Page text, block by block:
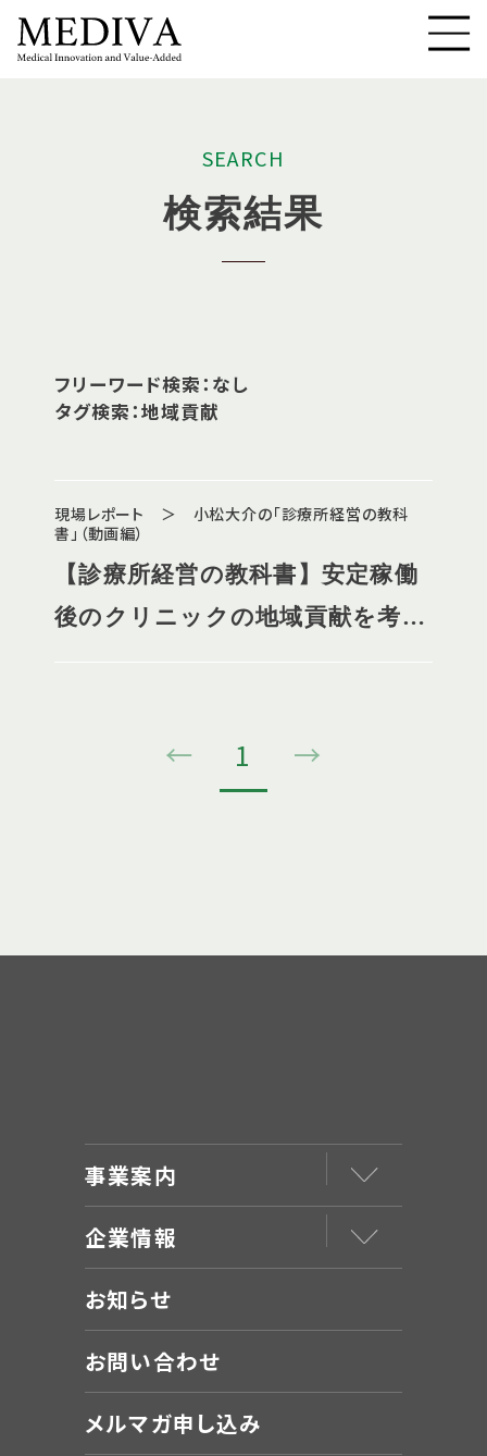
SEARCH
検索結果
フリーワード検索：なし
タグ検索：地域貢献
現場レポート ＞ 小松大介の「診療所経営の教科
書」（動画編）
【診療所経営の教科書】安定稼働
後のクリニックの地域貢献を考え
← 1 →
事業案内
企業情報
お知らせ
お問い合わせ
メルマガ申し込み